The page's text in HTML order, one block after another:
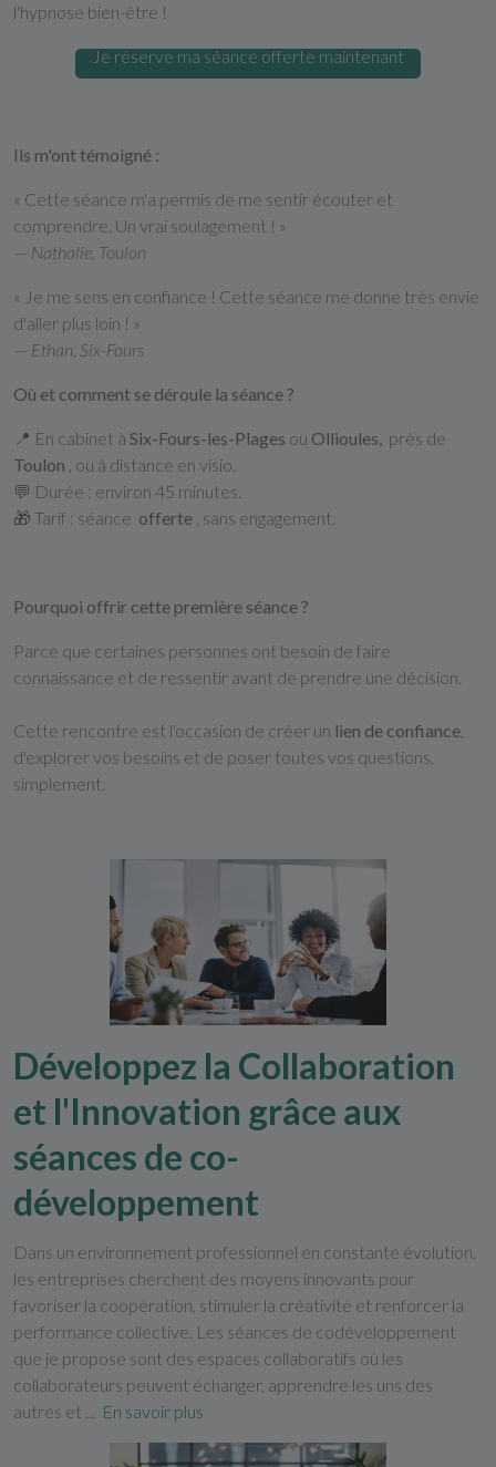
l'hypnose bien-être !
Je réserve ma séance offerte maintenant
Ils m'ont témoigné :
« Cette séance m'a permis de me sentir écouter et
comprendre. Un vrai soulagement ! »
— Nathalie, Toulon
« Je me sens en confiance ! Cette séance me donne très envie
d'aller plus loin ! »
— Ethan, Six-Fours
Où et comment se déroule la séance ?
📍 En cabinet à Six-Fours-les-Plages ou Ollioules, près de
Toulon , ou à distance en visio.
💬 Durée : environ 45 minutes.
🎁 Tarif : séance offerte , sans engagement.
Pourquoi offrir cette première séance ?
Parce que certaines personnes ont besoin de faire
connaissance et de ressentir avant de prendre une décision.
Cette rencontre est l'occasion de créer un lien de confiance
d'explorer vos besoins et de poser toutes vos questions,
simplement.
Développez la Collaboration
et l'Innovation grâce aux
séances de co-
développement
Dans un environnement professionnel en constante évolution,
les entreprises cherchent des moyens innovants pour
favoriser la coopération, stimuler la créativité et renforcer la
performance collective. Les séances de codéveloppement
que je propose sont des espaces collaboratifs où les
collaborateurs peuvent échanger, apprendre les uns des
autres et ...
En savoir plus